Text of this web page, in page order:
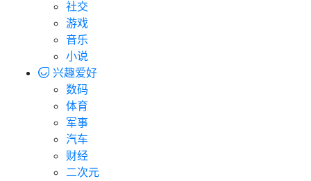
社交
游戏
音乐
小说
兴趣爱好
数码
体育
军事
汽车
财经
二次元